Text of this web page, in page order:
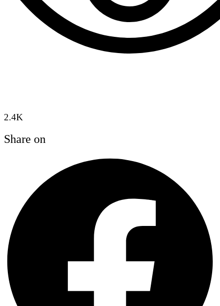
2.4K
Share on